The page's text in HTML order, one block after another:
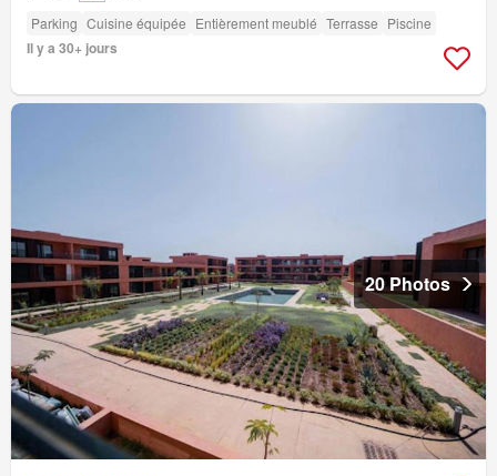
Parking Cuisine équipée Entièrement meublé Terrasse Piscine
Il y a 30+ jours
20 Photos